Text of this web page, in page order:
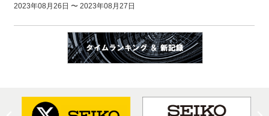
2023年08月26日 〜 2023年08月27日